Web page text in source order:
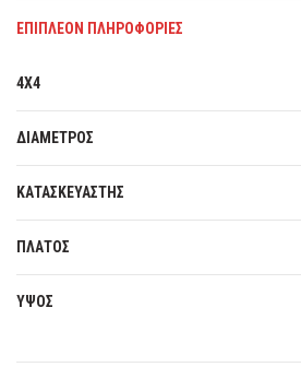
ΕΠΙΠΛΈΟΝ ΠΛΗΡΟΦΟΡΊΕΣ
4X4
ΔΙΑΜΕΤΡΟΣ
ΚΑΤΑΣΚΕΥΑΣΤΗΣ
ΠΛΑΤΟΣ
ΥΨΟΣ